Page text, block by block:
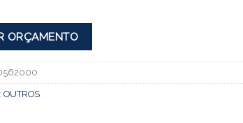
ORÇAMENTO
OUTROS